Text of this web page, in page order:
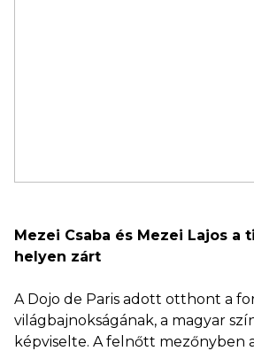
Mezei Csaba és Mezei Lajos a
helyen zárt
A Dojo de Paris adott otthont a
világbajnokságának, a magyar
képviselte. A felnőtt mezőnyben